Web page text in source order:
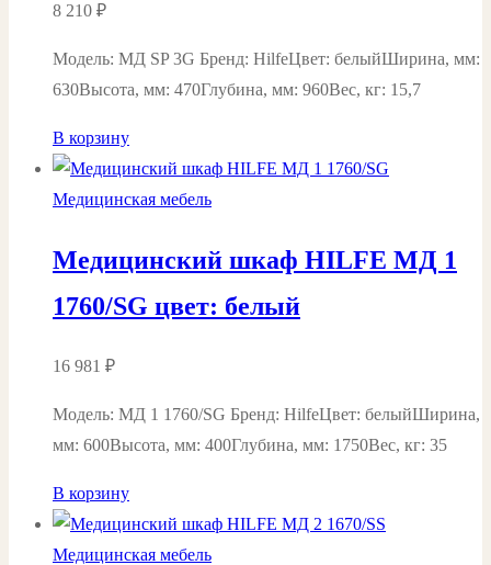
8 210 ₽
Модель: МД SP 3G Бренд: HilfeЦвет: белыйШирина, мм:
630Высота, мм: 470Глубина, мм: 960Вес, кг: 15,7
В корзину
Медицинская мебель
Медицинский шкаф HILFE МД 1
1760/SG цвет: белый
16 981 ₽
Модель: МД 1 1760/SG Бренд: HilfeЦвет: белыйШирина,
мм: 600Высота, мм: 400Глубина, мм: 1750Вес, кг: 35
В корзину
Медицинская мебель